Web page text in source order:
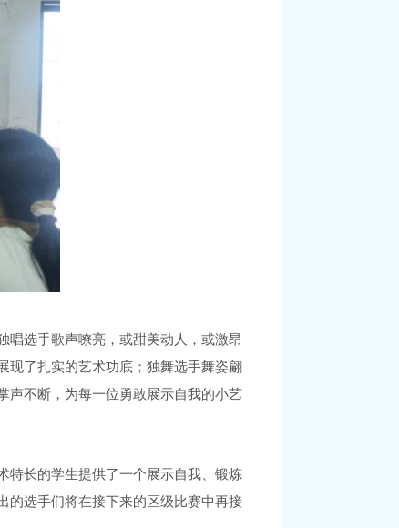
唱选手歌声嘹亮，或甜美动人，或激昂
现了扎实的艺术功底；独舞选手舞姿翩
声不断，为每一位勇敢展示自我的小艺
特长的学生提供了一个展示自我、锻炼
的选手们将在接下来的区级比赛中再接